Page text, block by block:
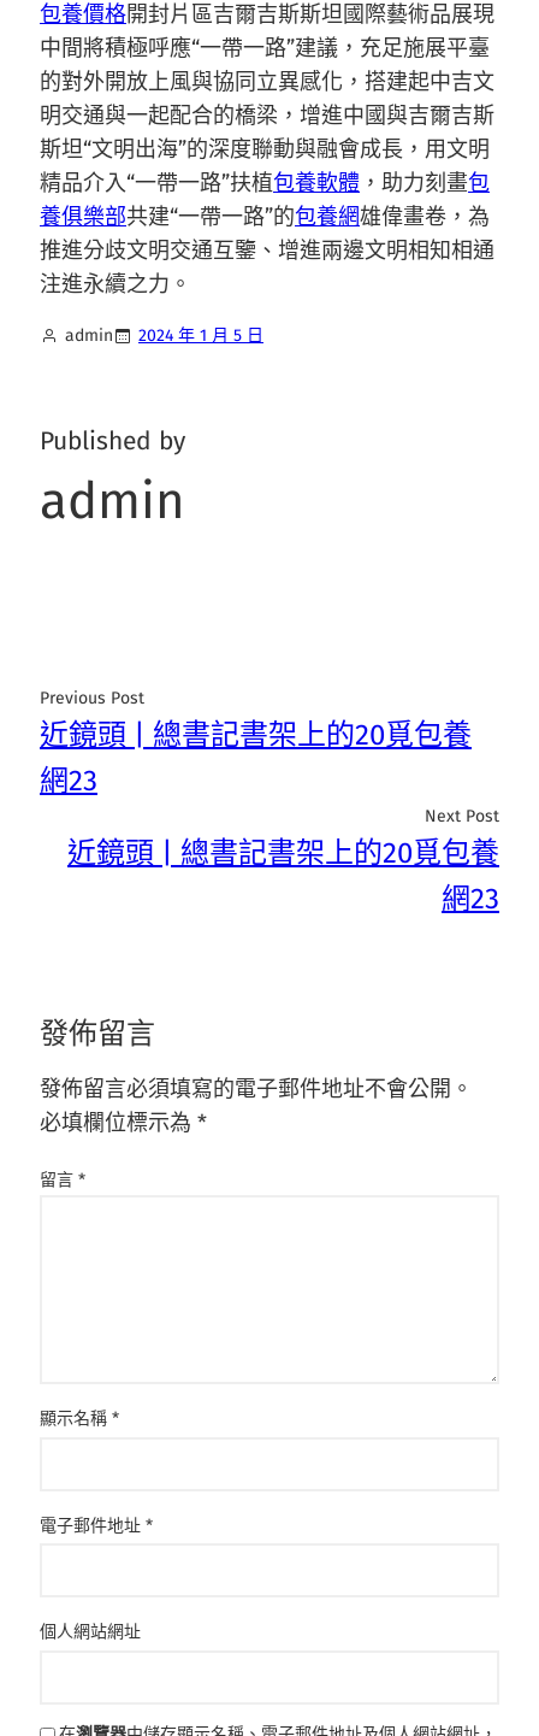
包養價格開封片區吉爾吉斯斯坦國際藝術品展現
中間將積極呼應“一帶一路”建議，充足施展平臺
的對外開放上風與協同立異感化，搭建起中吉文
明交通與一起配合的橋梁，增進中國與吉爾吉斯
斯坦“文明出海”的深度聯動與融會成長，用文明
精品介入“一帶一路”扶植包養軟體 ，助力刻畫包
養俱樂部共建“一帶一路”的包養網雄偉畫卷，為
推進分歧文明交通互鑒、增進兩邊文明相知相通
注進永續之力。
admin 2024 年 1 月 5 日
Published by
admin
Previous Post
近鏡頭 | 總書記書架上的20覓包養
網23
Next Post
近鏡頭 | 總書記書架上的20覓包養
網23
發佈留言
發佈留言必須填寫的電子郵件地址不會公開。
必填欄位標示為 *
留言 *
顯示名稱 *
電子郵件地址 *
個人網站網址